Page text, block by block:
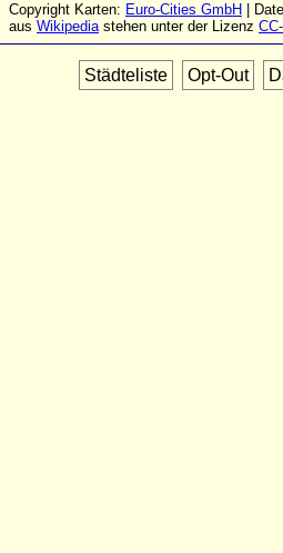
Copyright Karten: Euro-Cities GmbH |
aus Wikipediastehen unter der Lizenz
Städteliste Opt-Out